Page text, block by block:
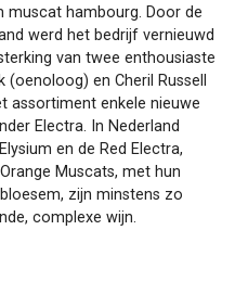
muscat hambourg. Door de
werd het bedrijf vernieuwd
van twee enthousiaste
en Cheril Russell
assortiment enkele nieuwe
Electra. In Nederland
en de Red Electra,
Muscats, met hun
zijn minstens zo
complexe wijn.